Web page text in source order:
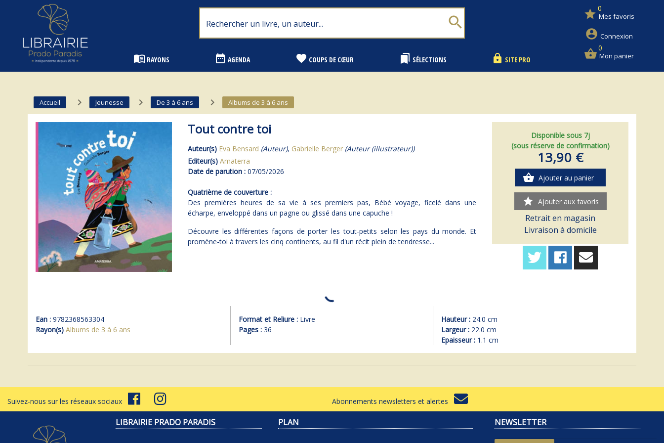
Librairie Prado Paradis - Marseille
search
menu_book RAYONS date_range AGENDA favorite COUPS DE CŒUR bookmarks SÉLECTIONS lock SITE PRO
star 0
Mes favoris
account_circle Connexion
shopping_basket0
Mon panier
Accueil navigate_next Jeunesse navigate_next De 3 à 6 ans navigate_next Albums de 3 à 6 ans
Tout contre toi
Auteur(s) Eva Bensard (Auteur), Gabrielle Berger (Auteur (illustrateur))
Editeur(s) Amaterra
Date de parution : 07/05/2026
Quatrième de couverture :
Des premières heures de sa vie à ses premiers pas, Bébé voyage, ficelé dans une
écharpe, enveloppé dans un pagne ou glissé dans une capuche !
Découvre les différentes façons de porter les tout-petits selon les pays du monde. Et
promène-toi à travers les cinq continents, au fil d'un récit plein de tendresse...
Disponible sous 7j
(sous réserve de confirmation)
13,90 €
shopping_basket Ajouter au panier
star Ajouter aux favoris
Retrait en magasin
Livraison à domicile
Ean : 9782368563304
Rayon(s) Albums de 3 à 6 ans
Format et Reliure : Livre
Pages :36
Hauteur : 24.0 cm
Largeur : 22.0 cm
Epaisseur : 1.1 cm
Suivez-nous sur les réseaux sociaux Abonnements newsletters et alertes
LIBRAIRIE PRADO PARADIS PLAN NEWSLETTER